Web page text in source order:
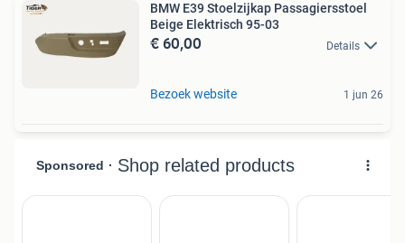
BMW E39 Stoelzijkap Passagiersstoel
Beige Elektrisch 95-03
€ 60,00 Details
Bezoek website 1 jun 26